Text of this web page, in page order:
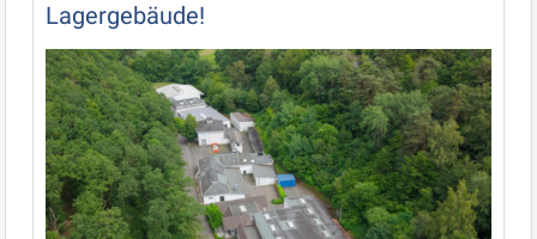
Lagergebäude!